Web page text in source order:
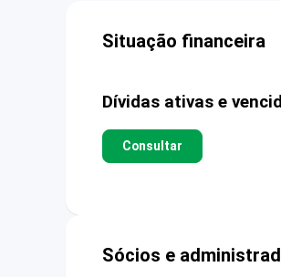
Situação financeira
Dívidas ativas e
Consultar
Sócios e